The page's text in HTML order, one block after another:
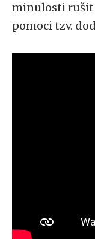
minulosti rušit
pomoci tzv.